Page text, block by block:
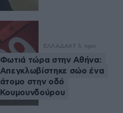
ΕΛΛΑΔΑ47 λ. πριν
Φωτιά τώρα στην Αθήνα:
Απεγκλωβίστηκε σώο ένα
άτομο στην οδό
Κουμουνδούρου